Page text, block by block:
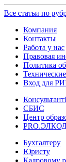
Все статьи по
Компания
Контакты
Работа у нас
Правовая
Политика
Вход для
СБИС
Центр
Бухгалтеру
Юристу
Кадровому